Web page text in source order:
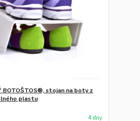
BOTOŠTOS®, stojan na boty z
plastu
4 dny